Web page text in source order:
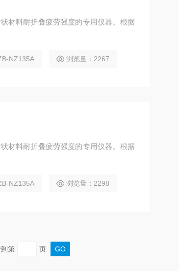
材料耐折叠疲劳强度的专用仪器。根据
NZ135A 浏览量：2267
材料耐折叠疲劳强度的专用仪器。根据
NZ135A 浏览量：2298
第 页